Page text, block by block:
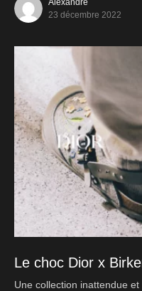
23 décembre 2022
Le choc Dior x
Une collection inattendue